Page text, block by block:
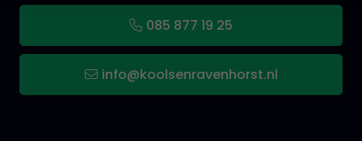
085 877 19 25
info@koolsenravenhorst.nl